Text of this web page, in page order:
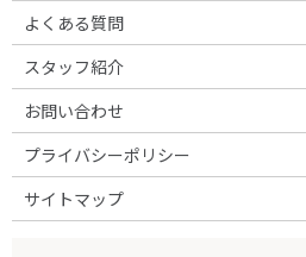
よくある質問
スタッフ紹介
お問い合わせ
プライバシーポリシー
サイトマップ